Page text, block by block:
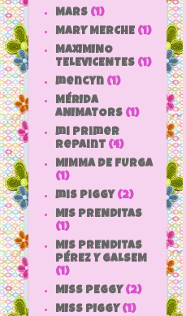
MARS (1)
MARY MERCHE (1)
MAXIMINO
TELEVICENTES (1)
mencyn (1)
MÉRIDA
ANIMATORS (1)
mi primer
repaint (4)
MIMMA DE FURGA
(1)
mis piggy (2)
MIS PRENDITAS
(1)
MIS PRENDITAS
PÉREZ Y GALSEM
(1)
MISS PEGGY (2)
MISS PIGGY (1)